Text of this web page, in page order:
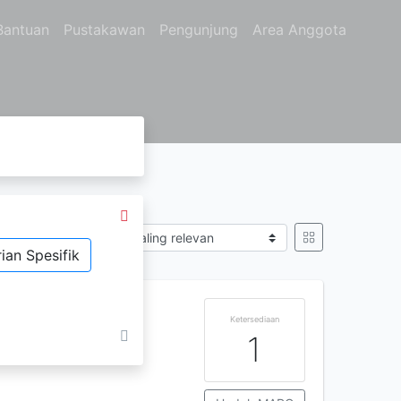
Pustakawan Pengunjung Area Anggota
Spesifik
Sort by
Ketersediaan
1